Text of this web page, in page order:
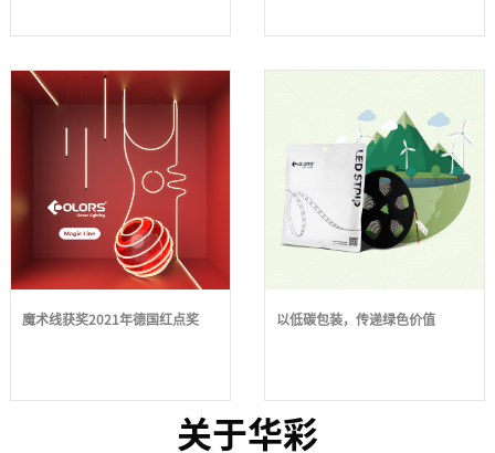
魔术线获奖2021年德国红点奖 以低碳包装，传递绿色价值
关于华彩